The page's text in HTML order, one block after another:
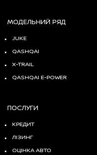
МОДЕЛЬНИЙ РЯД
JUKE
QASHQAI
X-TRAIL
QASHQAI E-POWER
ПОСЛУГИ
КРЕДИТ
ЛІЗИНГ
ОЦІНКА АВТО